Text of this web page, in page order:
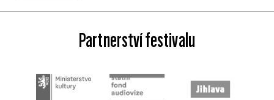
Partnerství festivalu